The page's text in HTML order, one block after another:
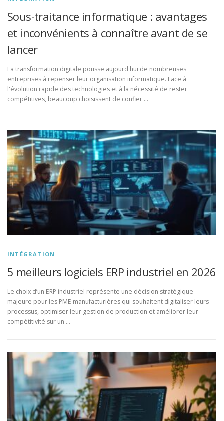
Sous-traitance informatique : avantages
et inconvénients à connaître avant de se
lancer
La transformation digitale pousse aujourd'hui de nombreuses
entreprises à repenser leur organisation informatique. Face à
l'évolution rapide des technologies et à la nécessité de rester
compétitives, beaucoup choisissent de confier …
INTÉGRATION
5 meilleurs logiciels ERP industriel en 2026
Le choix d’un ERP industriel représente une décision stratégique
majeure pour les PME manufacturières qui souhaitent digitaliser leurs
processus, optimiser leur gestion de production et améliorer leur
compétitivité sur un …